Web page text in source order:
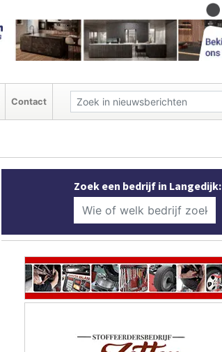
Contact
Zoek een bedrijf in Langedijk: